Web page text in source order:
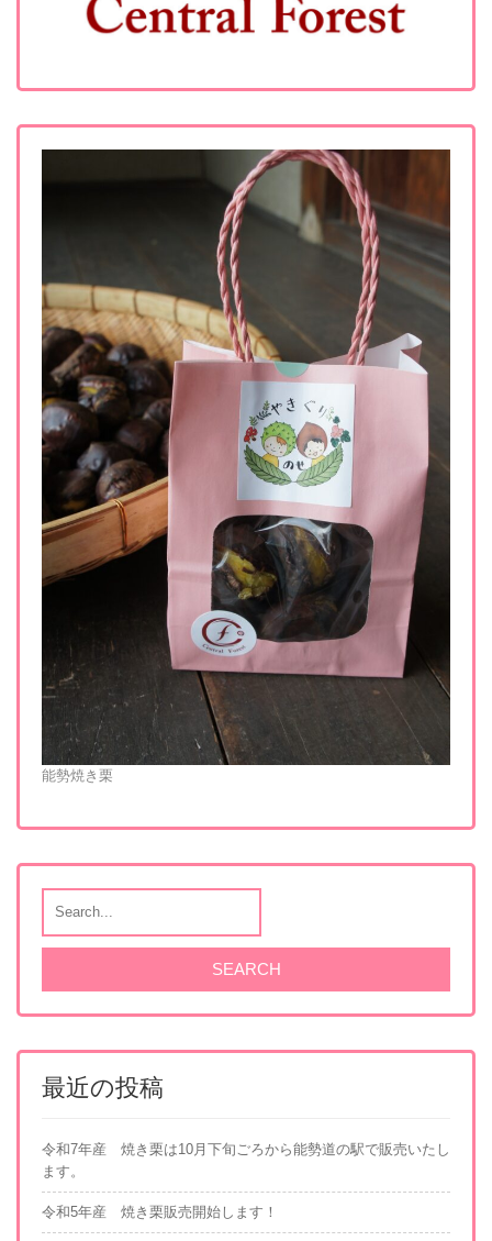
能勢焼き栗
最近の投稿
令和7年産 焼き栗は10月下旬ごろから能勢道の駅で販売いたし
ます。
令和5年産 焼き栗販売開始します！